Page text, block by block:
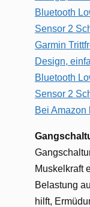
Garmin
Design,
Bluetooth
Sensor 2
Bei Amazon
Muskelkraft
Belastung
hilft,